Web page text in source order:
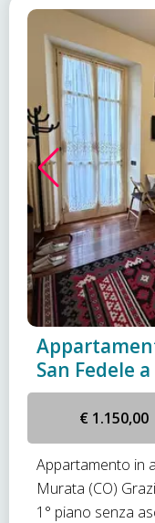
San Fedele
€ 1.150,00
Appartamento in
Murata (CO)
1° piano senza